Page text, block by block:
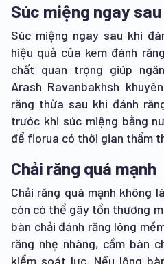
Súc miệng ngay
Súc miệng ngay sau khi
hiệu quả của kem đánh
chất quan trọng giúp
Arash Ravanbakhsh
răng thừa sau khi đánh
trước khi súc miệng bằng
để florua có thời gian thẩm
Chải răng quá mạnh
Chải răng quá mạnh không
còn có thể gây tổn thương
bàn chải đánh răng lông
răng nhẹ nhàng, cầm bàn
kiểm soát lực. Nếu lông